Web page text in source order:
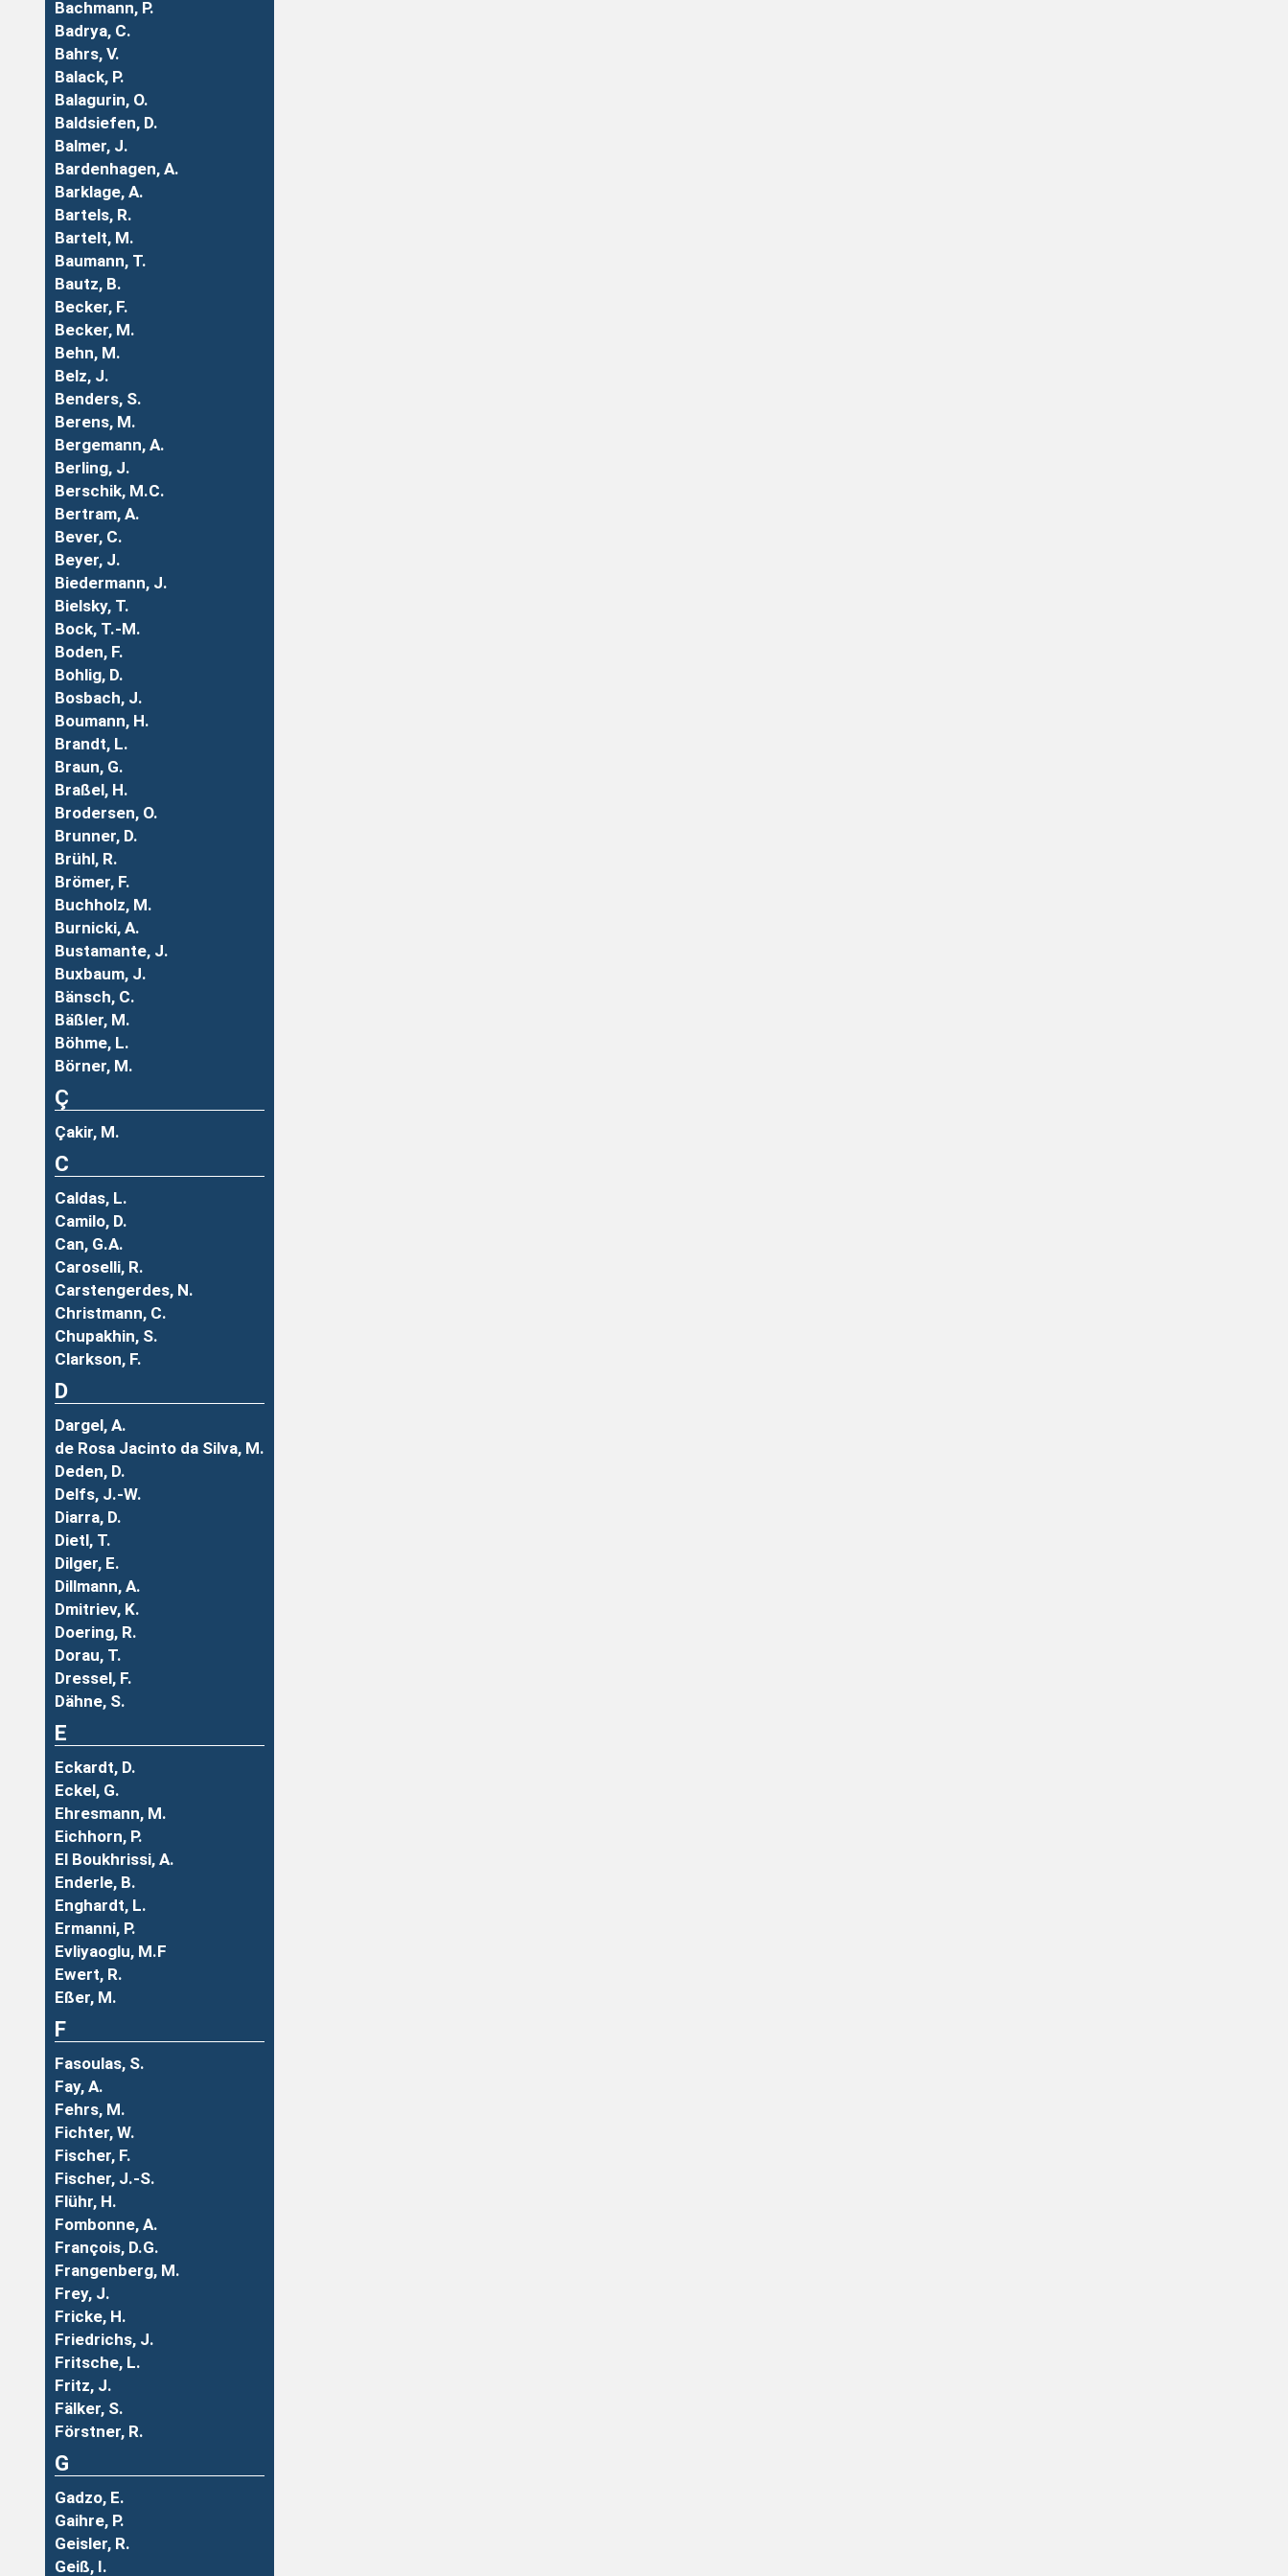
Bachmann, P.
Badrya, C.
Bahrs, V.
Balack, P.
Balagurin, O.
Baldsiefen, D.
Balmer, J.
Bardenhagen, A.
Barklage, A.
Bartels, R.
Bartelt, M.
Baumann, T.
Bautz, B.
Becker, F.
Becker, M.
Behn, M.
Belz, J.
Benders, S.
Berens, M.
Bergemann, A.
Berling, J.
Berschik, M.C.
Bertram, A.
Bever, C.
Beyer, J.
Biedermann, J.
Bielsky, T.
Bock, T.-M.
Boden, F.
Bohlig, D.
Bosbach, J.
Boumann, H.
Brandt, L.
Braun, G.
Braßel, H.
Brodersen, O.
Brunner, D.
Brühl, R.
Brömer, F.
Buchholz, M.
Burnicki, A.
Bustamante, J.
Buxbaum, J.
Bänsch, C.
Bäßler, M.
Böhme, L.
Börner, M.
Ç
Çakir, M.
C
Caldas, L.
Camilo, D.
Can, G.A.
Caroselli, R.
Carstengerdes, N.
Christmann, C.
Chupakhin, S.
Clarkson, F.
D
Dargel, A.
de Rosa Jacinto da Silva, M.
Deden, D.
Delfs, J.-W.
Diarra, D.
Dietl, T.
Dilger, E.
Dillmann, A.
Dmitriev, K.
Doering, R.
Dorau, T.
Dressel, F.
Dähne, S.
E
Eckardt, D.
Eckel, G.
Ehresmann, M.
Eichhorn, P.
El Boukhrissi, A.
Enderle, B.
Enghardt, L.
Ermanni, P.
Evliyaoglu, M.F
Ewert, R.
Eßer, M.
F
Fasoulas, S.
Fay, A.
Fehrs, M.
Fichter, W.
Fischer, F.
Fischer, J.-S.
Flühr, H.
Fombonne, A.
François, D.G.
Frangenberg, M.
Frey, J.
Fricke, H.
Friedrichs, J.
Fritsche, L.
Fritz, J.
Fälker, S.
Förstner, R.
G
Gadzo, E.
Gaihre, P.
Geisler, R.
Geiß, I.